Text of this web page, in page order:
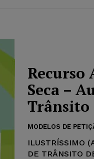
Seca –
Trânsito
MODELOS DE
ILUSTRÍSSIMO
DE TRÂNSITO